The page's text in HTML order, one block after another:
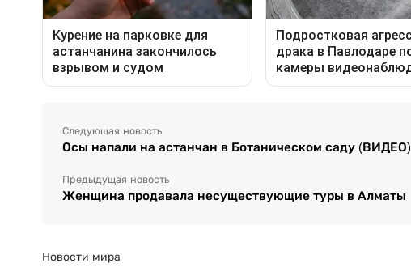
Следующая новость
Осы напали на астанчан в Ботаническом саду (ВИДЕО)
Предыдущая новость
Женщина продавала несуществующие туры в Алматы
Новости мира